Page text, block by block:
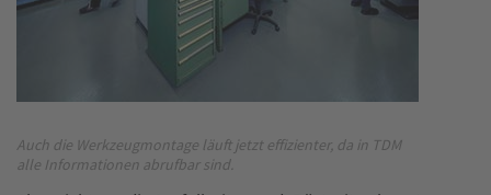
Auch die Werkzeugmontage läuft jetzt effizienter, da in TDM
alle Informationen abrufbar sind.